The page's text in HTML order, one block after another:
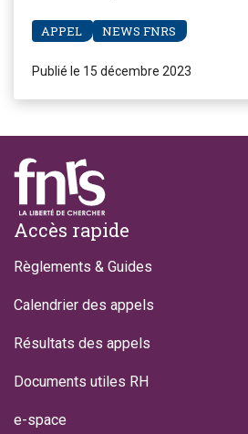
APPEL NEWS FNRS
Publié le 15 décembre 2023
Footer
Accès rapide
Règlements & Guides
Calendrier des appels
Résultats des appels
Documents utiles RH
e-space